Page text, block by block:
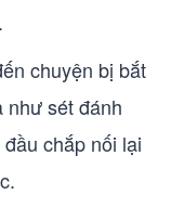
chuyện bị bắt
sét đánh
chắp nối lại